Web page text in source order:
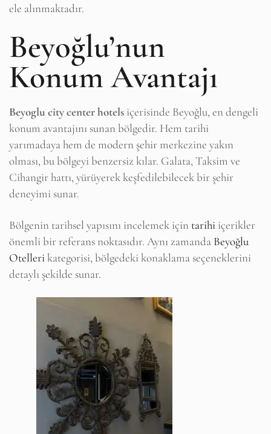
ele alınmaktadır.
Beyoğlu’nun
Konum Avantajı
Beyoglu city center hotels içerisinde Beyoğlu, en dengeli
konum avantajını sunan bölgedir. Hem tarihi
yarımadaya hem de modern şehir merkezine yakın
olması, bu bölgeyi benzersiz kılar. Galata, Taksim ve
Cihangir hattı, yürüyerek keşfedilebilecek bir şehir
deneyimi sunar.
Bölgenin tarihsel yapısını incelemek için tarihi içerikler
önemli bir referans noktasıdır. Aynı zamanda Beyoğlu
Otellerikategorisi, bölgedeki konaklama seçeneklerini
detaylı şekilde sunar.